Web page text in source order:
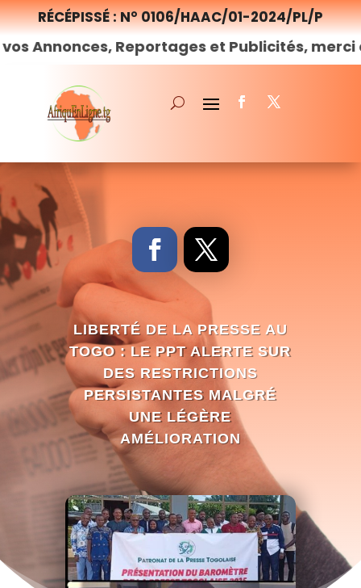
RÉCÉPISSÉ : N° 0106/HAAC/01-2024/PL/P
Reportages et Publicités, merci de
LIBERTÉ DE LA PRESSE AU
TOGO : LE PPT ALERTE SUR
DES RESTRICTIONS
PERSISTANTES MALGRÉ
UNE LÉGÈRE
AMÉLIORATION